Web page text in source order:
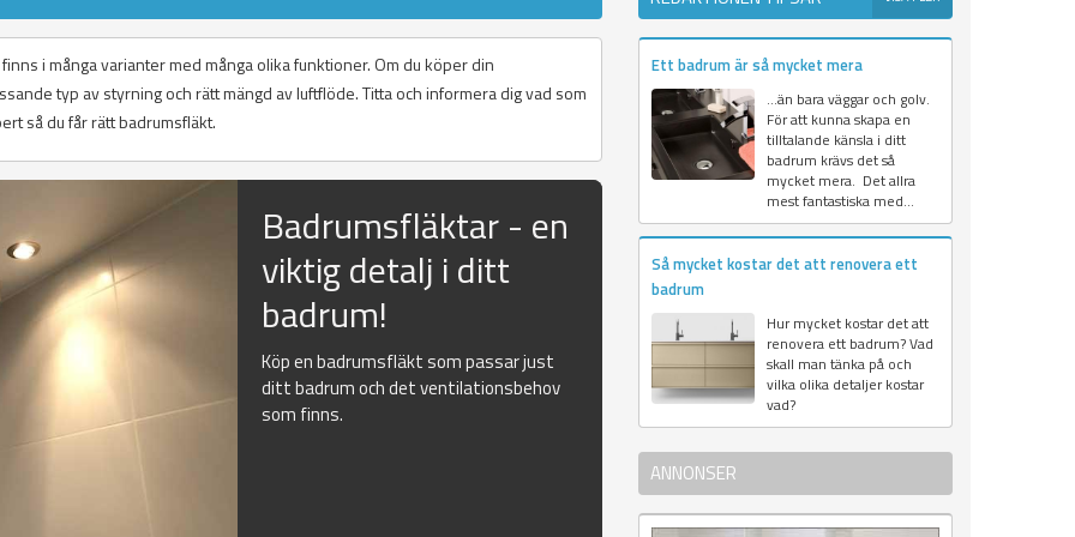
i många varianter med många olika funktioner. Om du köper din
typ av styrning och rätt mängd av luftflöde. Titta och informera dig vad som
så du får rätt badrumsfläkt.
Badrumsfläktar - en
viktig detalj i ditt
badrum!
Köp en badrumsfläkt som passar just
ditt badrum och det ventilationsbehov
som finns.
Ett badrum är så mycket mera
…än bara väggar och golv.
För att kunna skapa en
tilltalande känsla i ditt
badrum krävs det så
mycket mera. Det allra
mest fantastiska med...
Så mycket kostar det att renovera ett
badrum
Hur mycket kostar det att
renovera ett badrum? Vad
skall man tänka på och
vilka olika detaljer kostar
vad?
ANNONSER